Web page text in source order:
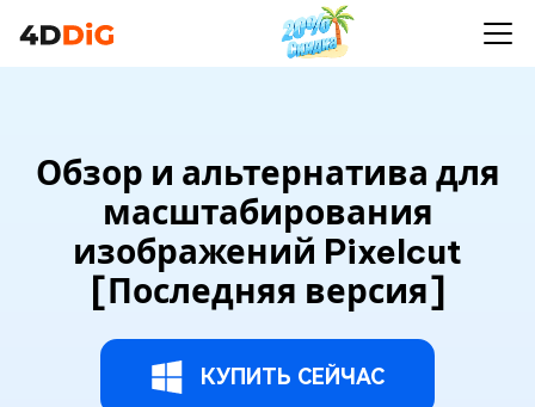
Обзор и альтернатива для
масштабирования
изображений Pixelcut
[Последняя версия]
КУПИТЬ СЕЙЧАС